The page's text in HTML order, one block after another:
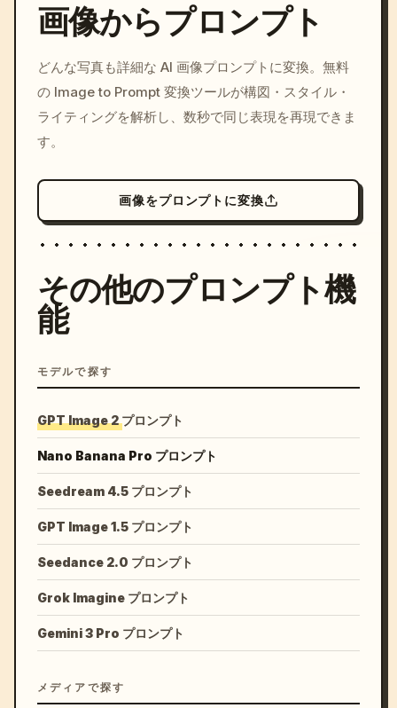
c, cyberpunk sunset, neon
colors, 8k --v 6.0
画像からプロンプト
どんな写真も詳細な AI 画像プロンプトに変換。無料
の Image to Prompt 変換ツールが構図・スタイル・
ライティングを解析し、数秒で同じ表現を再現できま
す。
画像をプロンプトに変換
その他のプロンプト機
能
モデルで探す
GPT Image 2 プロンプト
Nano Banana Pro プロンプト
Seedream 4.5 プロンプト
GPT Image 1.5 プロンプト
Seedance 2.0 プロンプト
Grok Imagine プロンプト
Gemini 3 Pro プロンプト
メディアで探す